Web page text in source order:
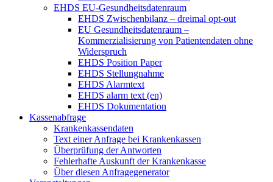
EHDS EU-Gesundheitsdatenraum
EHDS Zwischenbilanz – dreimal opt-out
EU Gesundheitsdatenraum –
Kommerzialisierung von Patientendaten ohne
Widerspruch
EHDS Position Paper
EHDS Stellungnahme
EHDS Alarmtext
EHDS alarm text (en)
EHDS Dokumentation
Kassenabfrage
Krankenkassendaten
Text einer Anfrage bei Krankenkassen
Überprüfung der Antworten
Fehlerhafte Auskunft der Krankenkasse
Über diesen Anfragegenerator